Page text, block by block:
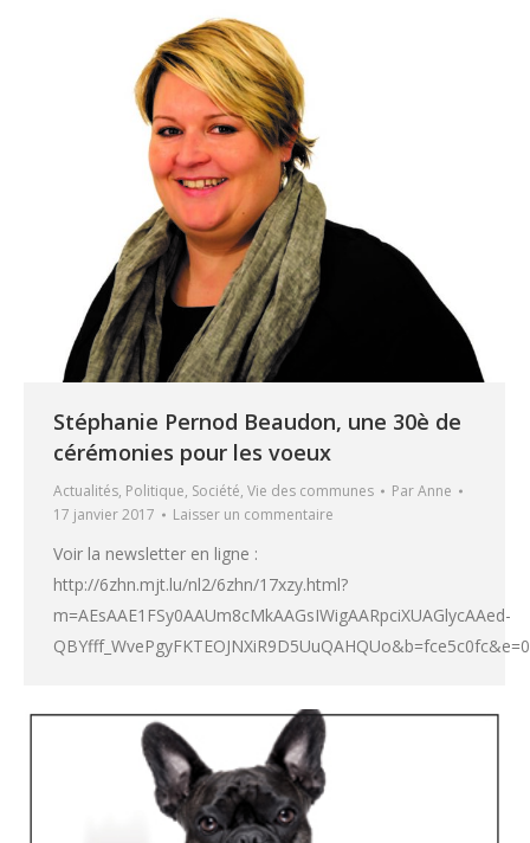
Stéphanie Pernod Beaudon, une 30è de
cérémonies pour les voeux
Actualités, Politique, Société, Vie des communes ParAnne
17 janvier 2017
Laisser un commentaire
Voir la newsletter en ligne :
http://6zhn.mjt.lu/nl2/6zhn/17xzy.html?
m=AEsAAE1FSy0AAUm8cMkAAGsIWigAARpciXUAGlycAAed-